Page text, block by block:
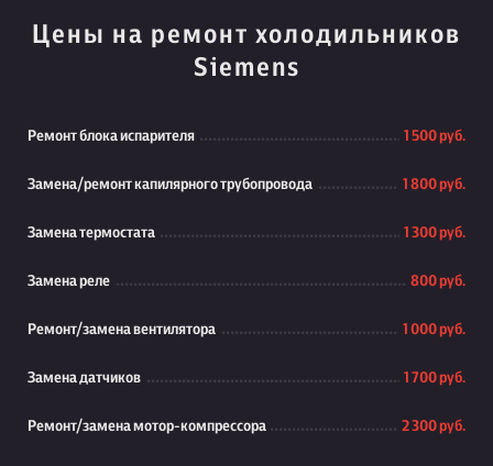
Цены на ремонт холодильников
Siemens
Ремонт блока испарителя 1 500 руб.
Замена/ремонт капилярного трубопровода 1 800 руб.
Замена термостата 1 300 руб.
Замена реле 800 руб.
Ремонт/замена вентилятора 1 000 руб.
Замена датчиков 1 700 руб.
Ремонт/замена мотор-компрессора 2 300 руб.